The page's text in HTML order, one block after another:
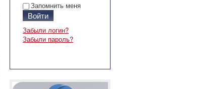
Запомнить меня
Войти
Забыли логин?
Забыли пароль?